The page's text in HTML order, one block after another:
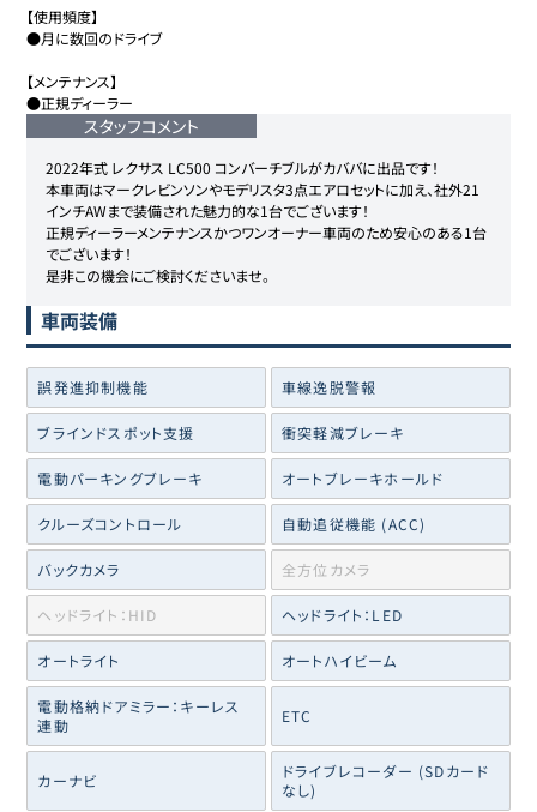
【使用頻度】
●月に数回のドライブ
【メンテナンス】
●正規ディーラー
スタッフコメント
2022年式 レクサス LC500 コンバーチブルがカババに出品です！
本車両はマークレビンソンやモデリスタ3点エアロセットに加え、社外21
インチAWまで装備された魅力的な1台でございます！
正規ディーラーメンテナンスかつワンオーナー車両のため安心のある1台
でございます！
是非この機会にご検討くださいませ。
車両装備
誤発進抑制機能 車線逸脱警報
ブラインドスポット支援 衝突軽減ブレーキ
電動パーキングブレーキ オートブレーキホールド
クルーズコントロール 自動追従機能 (ACC)
バックカメラ 全方位カメラ
ヘッドライト：HID ヘッドライト：LED
オートライト オートハイビーム
電動格納ドアミラー：キーレス
連動
ETC
カーナビ
ドライブレコーダー (SDカード
なし)